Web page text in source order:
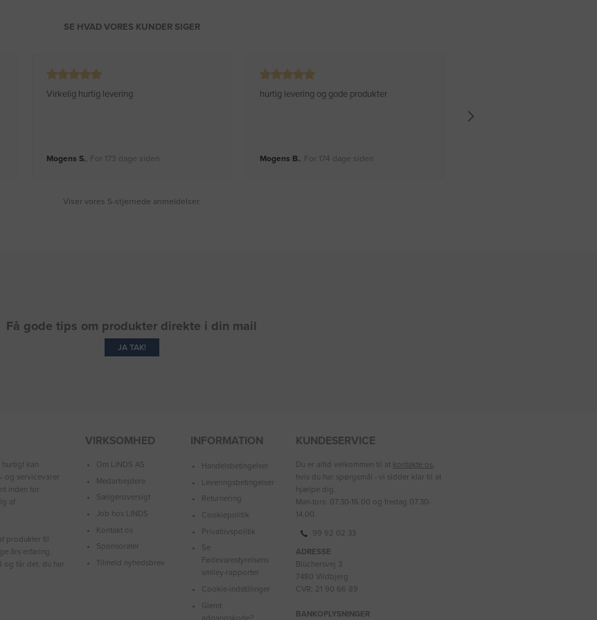
SE HVAD VORES KUNDER SIGER
Virkelig hurtig levering
Mogens S., For 173 dage siden
hurtig levering og gode produkter
Mogens B., For 174 dage siden
Viser vores 5-stjernede anmeldelser.
Få gode tips om produkter direkte i din mail
JA TAK!
kan
og servicevarer
inden for
af
produkter til
års erfaring.
og får det, du har
VIRKSOMHED
Om LINDS AS
Medarbejdere
Sælgeroversigt
Job hos LINDS
Kontakt os
Sponsorater
Tilmeld nyhedsbrev
INFORMATION
Handelsbetingelser
Leveringsbetingelser
Returnering
Cookiepolitik
Privatlivspolitik
Se
Fødevarestyrelsens
smiley-rapporter
Cookie-indstillinger
Glemt
adgangskode?
KUNDESERVICE
Du er altid velkommen til at kontakte os,
hvis du har spørgsmål - vi sidder klar til at
hjælpe dig.
Man-tors: 07.30-16.00 og fredag 07.30-
14.00.
99 92 02 33
ADRESSE
Blüchersvej 3
7480 Vildbjerg
CVR: 21 90 66 89
BANKOPLYSNINGER